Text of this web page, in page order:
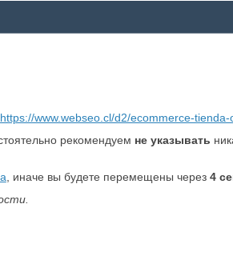
https://www.webseo.cl/d2/ecommerce-
рекомендуем не указывать
, иначе вы будете перемещены через 4